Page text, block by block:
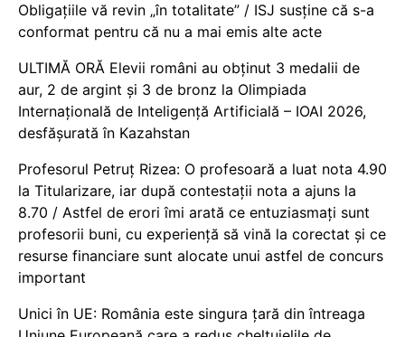
Obligațiile vă revin „în totalitate” / ISJ susține că s-a
conformat pentru că nu a mai emis alte acte
ULTIMĂ ORĂ Elevii români au obținut 3 medalii de
aur, 2 de argint și 3 de bronz la Olimpiada
Internațională de Inteligență Artificială – IOAI 2026,
desfășurată în Kazahstan
Profesorul Petruț Rizea: O profesoară a luat nota 4.90
la Titularizare, iar după contestații nota a ajuns la
8.70 / Astfel de erori îmi arată ce entuziasmați sunt
profesorii buni, cu experiență să vină la corectat și ce
resurse financiare sunt alocate unui astfel de concurs
important
Unici în UE: România este singura țară din întreaga